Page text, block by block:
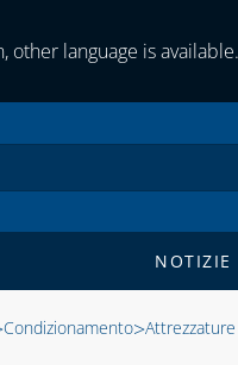
other language is available.
NOTIZIE
Condizionamento>